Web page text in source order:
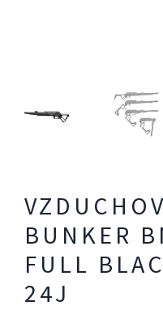
BUNKER
FULL
24J